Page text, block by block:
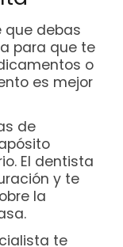
que debas
para que te
o
es mejor
de
El dentista
y te
la
te